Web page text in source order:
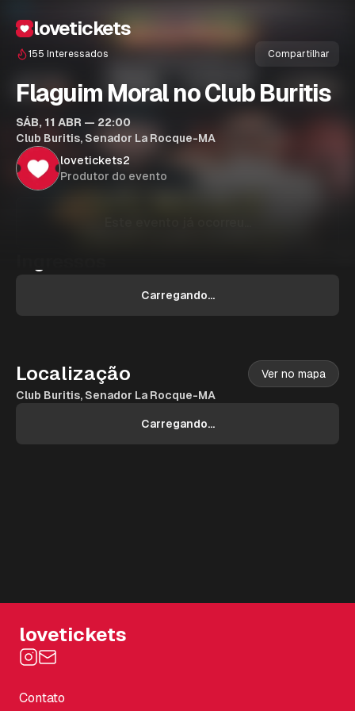
lovetickets
Flaguim Moral no Club Buritis
SÁB, 11 ABR — 22:00
Club Buritis, Senador La Rocque-MA
lovetickets2
Produtor do evento
155 Interessados Compartilhar
Carregando...
Localização
Ver no mapa
Club Buritis, Senador La Rocque-MA
Carregando...
lovetickets
Contato